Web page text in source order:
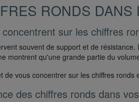
RONDS DANS
sur les chiffres
souvent de support et de
montrent qu'une grande partie du
de vous concentrer sur les chiffres ronds
des chiffres ronds dans